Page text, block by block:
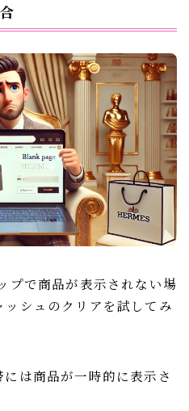
プで商品が表示されない場
シュのクリアを試してみ
は商品が一時的に表示さ